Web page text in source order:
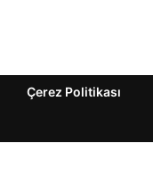
Çerez Politikası